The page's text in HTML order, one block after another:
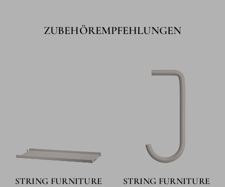
ZUBEHÖREMPFEHLUNGEN
STRING FURNITURE STRING FURNITURE